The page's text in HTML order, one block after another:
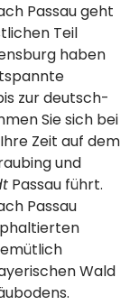
Passau geht
Teil
haben
zur deutsch-
Sie sich bei
Zeit auf dem
und
Passau führt.
Passau
Wald